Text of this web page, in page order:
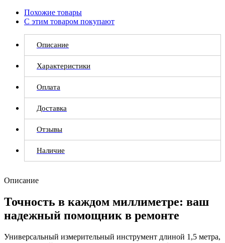
Похожие товары
С этим товаром покупают
Описание
Характеристики
Оплата
Доставка
Отзывы
Наличие
Описание
Точность в каждом миллиметре: ваш
надежный помощник в ремонте
Универсальный измерительный инструмент длиной 1,5 метра,